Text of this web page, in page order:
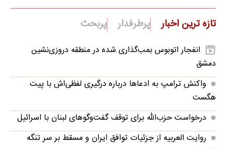
تازه ترین اخبار پرطرفدار پربحث
انفجار اتوبوس بمب‌گذاری شده در منطقه دروزی‌نشین
دمشق
واکنش ترامپ به ادعاها درباره درگیری لفظی‌اش با پیت
هگست
درخواست حزب‌الله برای توقف گفت‌وگوهای لبنان با اسرائیل
روایت العربیه از جزئیات توافق ایران و مسقط بر سر تنگه